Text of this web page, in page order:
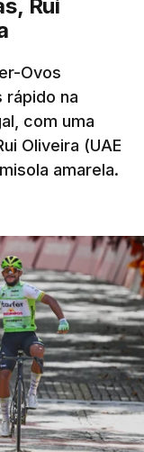
Rui
Ovos
rápido na
com uma
Oliveira (UAE
amarela.